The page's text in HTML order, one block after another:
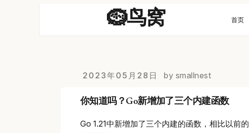
🪹鸟窝 首页
2023年05月28日 by smallnest
你知道吗？Go新增加了三个内建函数
Go 1.21中新增加了三个内建的函数，相比以前的